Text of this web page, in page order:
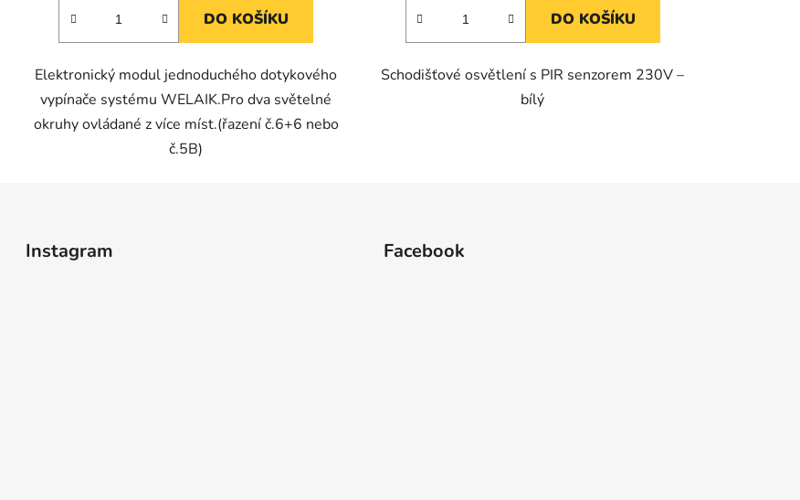
DO KOŠÍKU
Elektronický modul jednoduchého dotykového
vypínače systému WELAIK.Pro dva světelné
okruhy ovládané z více míst.(řazení č.6+6 nebo
č.5B)
DO KOŠÍKU
Schodišťové osvětlení s PIR senzorem 230V –
bílý
Instagram Facebook